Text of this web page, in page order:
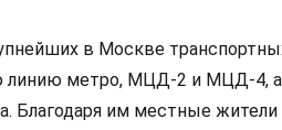
в Москве
линию метро, МЦД-2 и МЦД-4, а
Благодаря им местные жители